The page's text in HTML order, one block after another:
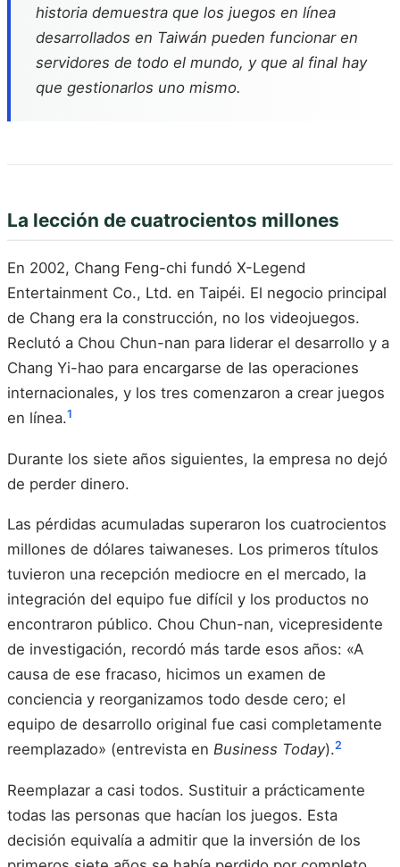
historia demuestra que los juegos en línea
desarrollados en Taiwán pueden funcionar en
servidores de todo el mundo, y que al final hay
que gestionarlos uno mismo.
La lección de cuatrocientos millones
En 2002, Chang Feng-chi fundó X-Legend
Entertainment Co., Ltd. en Taipéi. El negocio principal
de Chang era la construcción, no los videojuegos.
Reclutó a Chou Chun-nan para liderar el desarrollo y a
Chang Yi-hao para encargarse de las operaciones
internacionales, y los tres comenzaron a crear juegos
en línea.1
Durante los siete años siguientes, la empresa no dejó
de perder dinero.
Las pérdidas acumuladas superaron los cuatrocientos
millones de dólares taiwaneses. Los primeros títulos
tuvieron una recepción mediocre en el mercado, la
integración del equipo fue difícil y los productos no
encontraron público. Chou Chun-nan, vicepresidente
de investigación, recordó más tarde esos años: «A
causa de ese fracaso, hicimos un examen de
conciencia y reorganizamos todo desde cero; el
equipo de desarrollo original fue casi completamente
reemplazado» (entrevista en Business Today).2
Reemplazar a casi todos. Sustituir a prácticamente
todas las personas que hacían los juegos. Esta
decisión equivalía a admitir que la inversión de los